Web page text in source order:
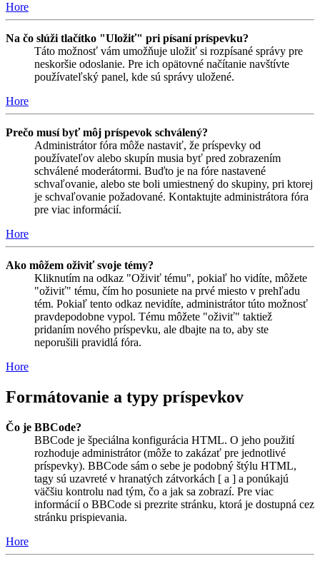
Hore
Na čo slúži tlačítko "Uložiť" pri písaní príspevku?
Táto možnosť vám umožňuje uložiť si rozpísané správy pre
neskoršie odoslanie. Pre ich opätovné načítanie navštívte
používateľský panel, kde sú správy uložené.
Hore
Prečo musí byť môj príspevok schválený?
Administrátor fóra môže nastaviť, že príspevky od
používateľov alebo skupín musia byť pred zobrazením
schválené moderátormi. Buďto je na fóre nastavené
schvaľovanie, alebo ste boli umiestnený do skupiny, pri ktorej
je schvaľovanie požadované. Kontaktujte administrátora fóra
pre viac informácií.
Hore
Ako môžem oživiť svoje témy?
Kliknutím na odkaz "Oživiť tému", pokiaľ ho vidíte, môžete
"oživiť" tému, čím ho posuniete na prvé miesto v prehľadu
tém. Pokiaľ tento odkaz nevidíte, administrátor túto možnosť
pravdepodobne vypol. Tému môžete "oživiť" taktiež
pridaním nového príspevku, ale dbajte na to, aby ste
neporušili pravidlá fóra.
Hore
Formátovanie a typy príspevkov
Čo je BBCode?
BBCode je špeciálna konfigurácia HTML. O jeho použití
rozhoduje administrátor (môže to zakázať pre jednotlivé
príspevky). BBCode sám o sebe je podobný štýlu HTML,
tagy sú uzavreté v hranatých zátvorkách [ a ] a ponúkajú
väčšiu kontrolu nad tým, čo a jak sa zobrazí. Pre viac
informácií o BBCode si prezrite stránku, ktorá je dostupná cez
stránku prispievania.
Hore